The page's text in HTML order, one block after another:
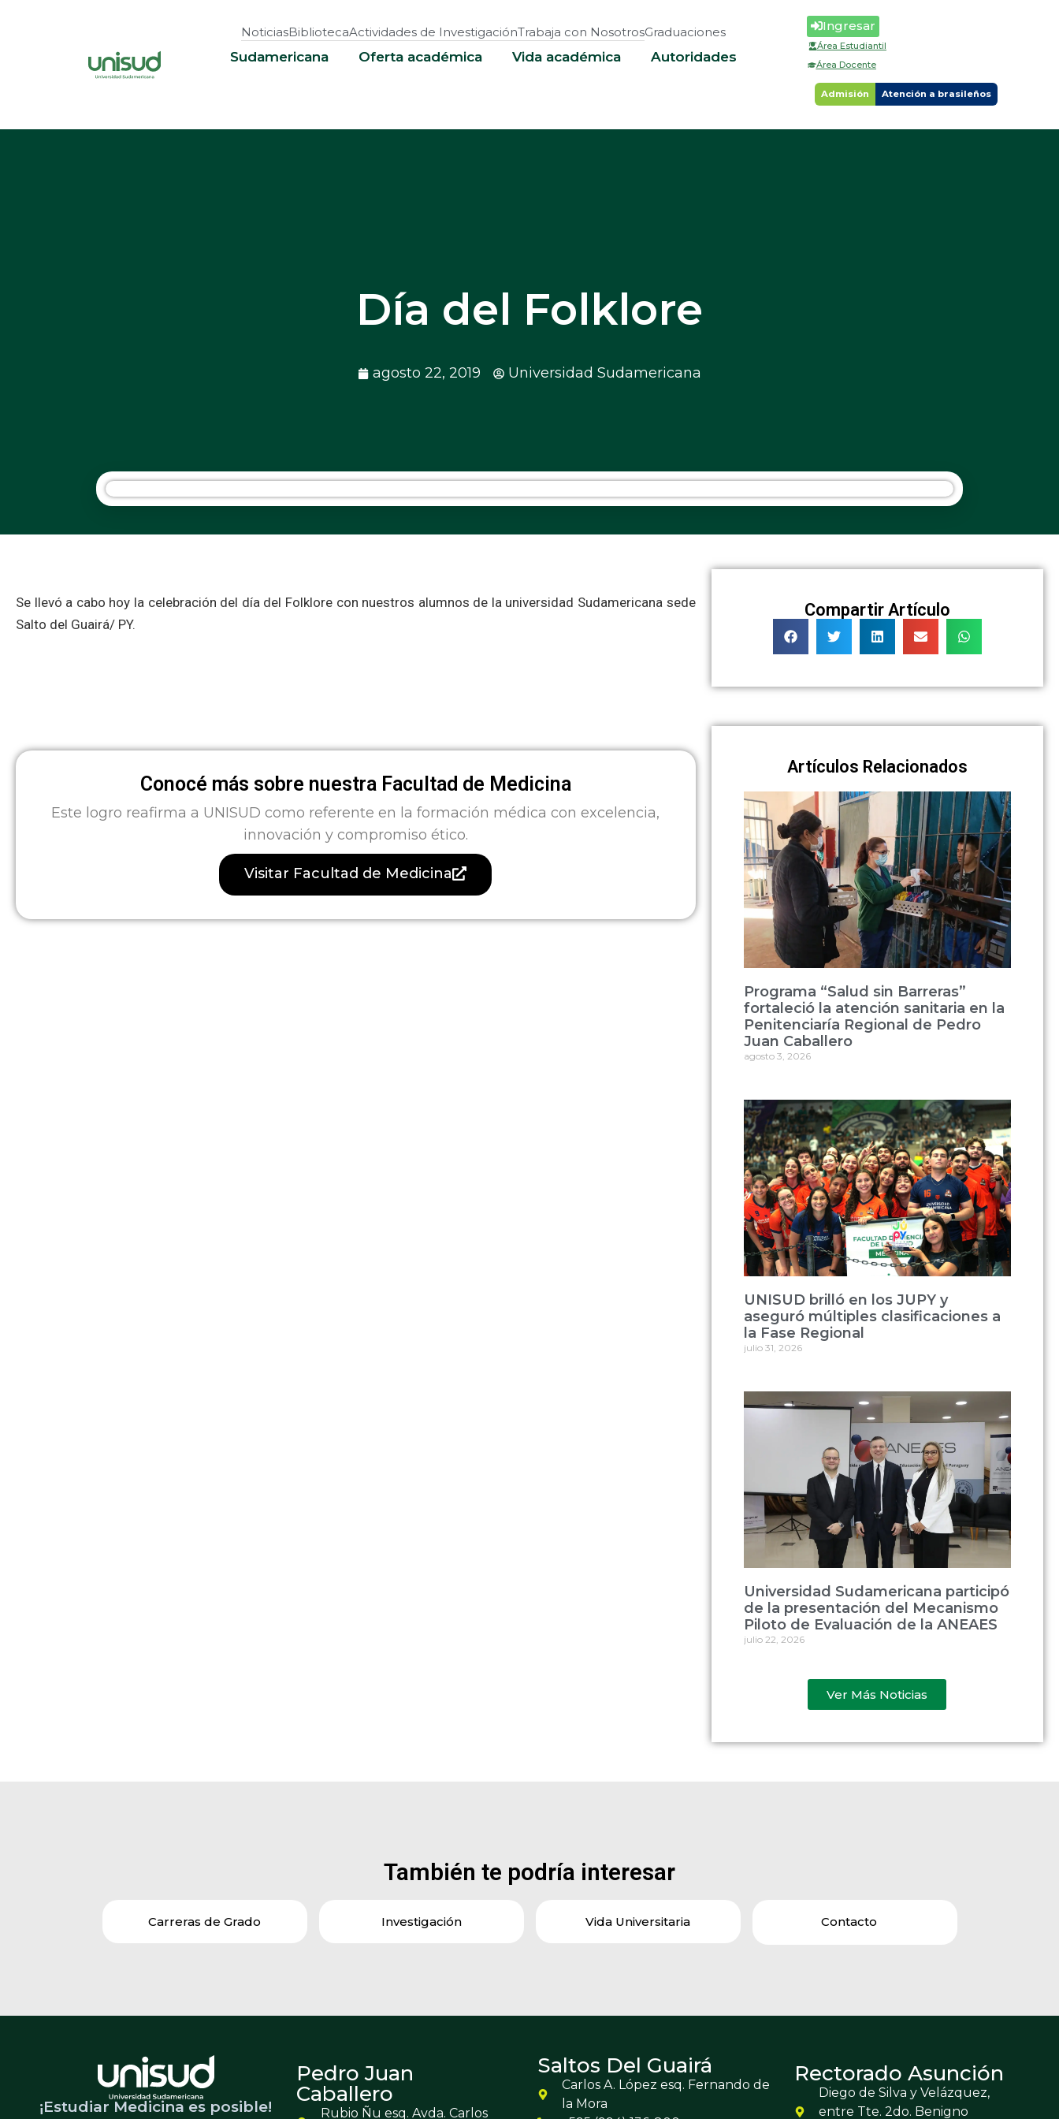
NoticiasBibliotecaActividades de InvestigaciónTrabaja con NosotrosGraduaciones
Sudamericana Oferta académica Vida académica Autoridades
Ingresar
Área Estudiantil
Área Docente
Admisión Atención a brasileños
Día del Folklore
agosto 22, 2019 Universidad Sudamericana
Se llevó a cabo hoy la celebración del día del Folklore con nuestros alumnos de la universidad Sudamericana sede
Salto del Guairá/ PY.
Conocé más sobre nuestra Facultad de Medicina
Este logro reafirma a UNISUD como referente en la formación médica con excelencia,
innovación y compromiso ético.
Visitar Facultad de Medicina
Compartir Artículo
Artículos Relacionados
Programa “Salud sin Barreras”
fortaleció la atención sanitaria en la
Penitenciaría Regional de Pedro
Juan Caballero
agosto 3, 2026
UNISUD brilló en los JUPY y
aseguró múltiples clasificaciones a
la Fase Regional
julio 31, 2026
Universidad Sudamericana participó
de la presentación del Mecanismo
Piloto de Evaluación de la ANEAES
julio 22, 2026
Ver Más Noticias
También te podría interesar
Carreras de Grado Investigación Vida Universitaria Contacto
¡Estudiar Medicina es posible!
Pedro Juan
Caballero
Rubio Ñu esq. Avda. Carlos
Saltos Del Guairá
Carlos A. López esq. Fernando de
la Mora
Rectorado Asunción
Diego de Silva y Velázquez,
entre Tte. 2do. Benigno